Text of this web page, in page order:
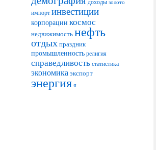
доходы золото
импорт инвестиции
корпорации космос
недвижимостьнефть
отдыхпраздник
промышленность религия
справедливостьстатистика
экономикаэкспорт
энергия я